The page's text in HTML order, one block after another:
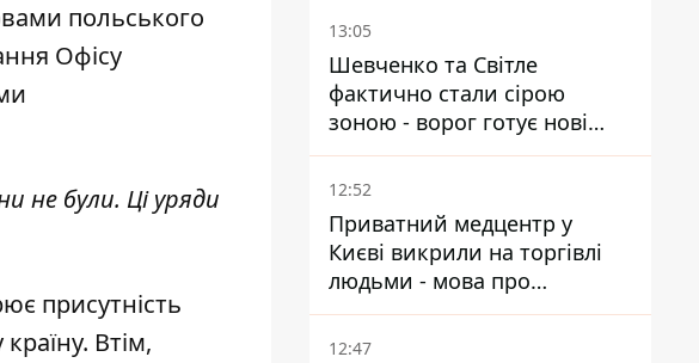
польського
Офісу
не були. Ці уряди
присутність
Втім,
13:05
Шевченко та Світле
фактично стали сірою
зоною - ворог готує нові
атаки на Добропільському
напрямку
12:52
Приватний медцентр у
Києві викрили на торгівлі
людьми - мова про
сурогатне материнство
12:47